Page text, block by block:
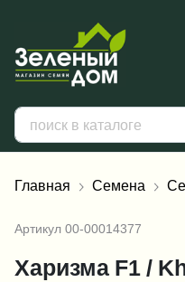
Главная Семена
Артикул 00-00014377
Харизма F1 /